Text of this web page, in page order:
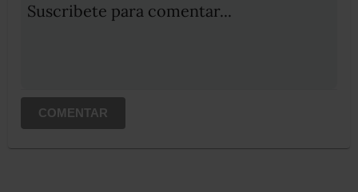
Suscribete para comentar...
COMENTAR